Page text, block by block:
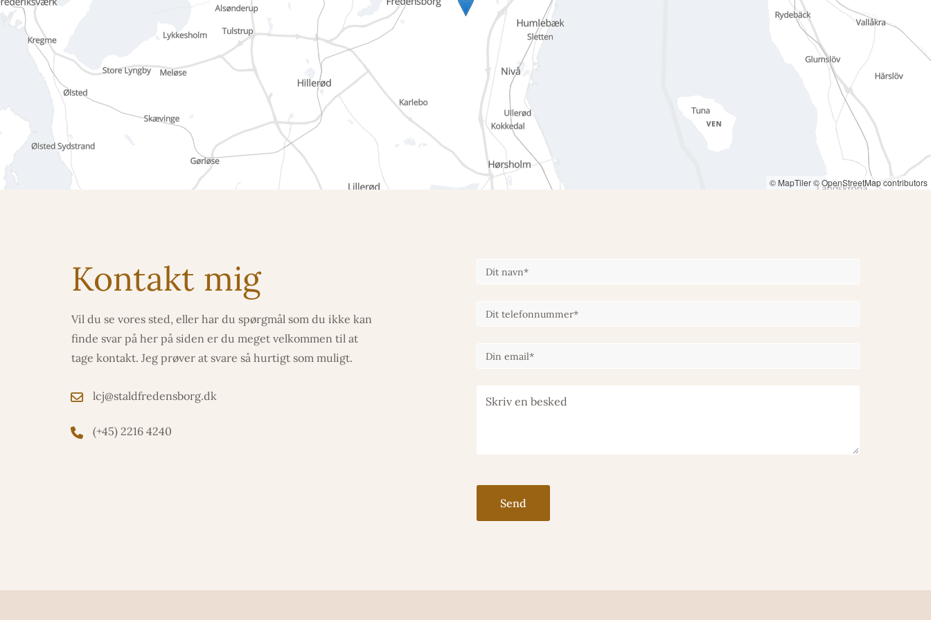
© MapTiler© OpenStreetMap contributors
Kontakt mig
Vil du se vores sted, eller har du spørgmål som du ikke kan
finde svar på her på siden er du meget velkommen til at
tage kontakt. Jeg prøver at svare så hurtigt som muligt.
lcj@staldfredensborg.dk
(+45) 2216 4240